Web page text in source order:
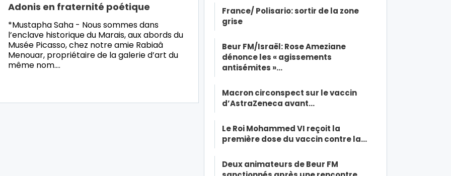
Adonis en fraternité poétique
*Mustapha Saha - Nous sommes dans
l’enclave historique du Marais, aux abords du
Musée Picasso, chez notre amie Rabiaâ
Menouar, propriétaire de la galerie d’art du
même nom.…
France/ Polisario: sortir de la zone
grise
Beur FM/Israël: Rose Ameziane
dénonce les « agissements
antisémites »…
Macron circonspect sur le vaccin
d’AstraZeneca avant…
Le Roi Mohammed VI reçoit la
première dose du vaccin contre la…
Deux animateurs de Beur FM